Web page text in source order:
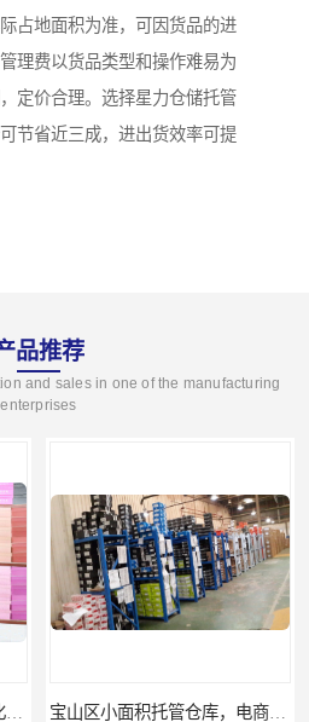
占地面积为准，可因货品的进
理费以货品类型和操作难易为
定价合理。选择星力仓储托管
节省近三成，进出货效率可提
品推荐
and sales in one of the manufacturing
enterprises